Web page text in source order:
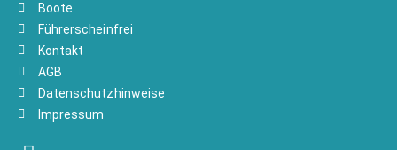
Boote
Führerscheinfrei
Kontakt
AGB
Datenschutzhinweise
Impressum